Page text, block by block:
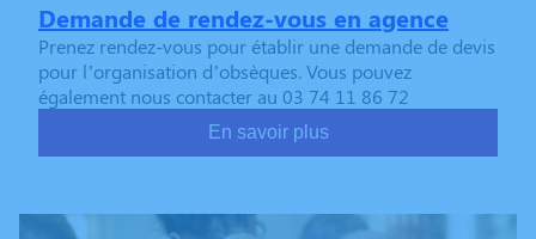
Demande de rendez-vous en agence
Prenez rendez-vous pour établir une demande de devis
pour l’organisation d’obsèques. Vous pouvez
également nous contacter au 03 74 11 86 72
En savoir plus